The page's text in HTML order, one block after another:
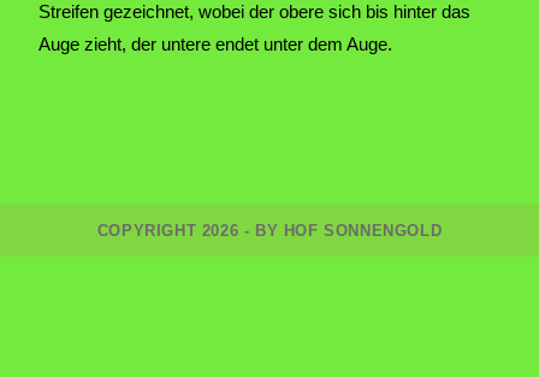
Streifen gezeichnet, wobei der obere sich bis hinter das
Auge zieht, der untere endet unter dem Auge.
COPYRIGHT 2026 - BY HOF SONNENGOLD